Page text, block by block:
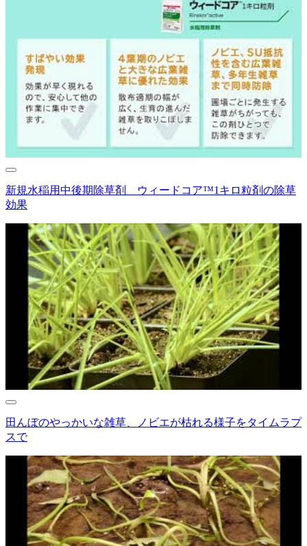
新規水稲用中後期除草剤 ウィードコア™1キロ粒剤の除草
効果
田んぼのやっかいな雑草、ノビエが枯れる様子をタイムラプ
スで